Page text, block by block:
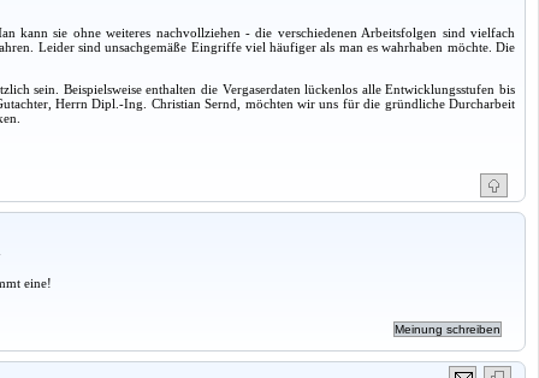
kann sie ohne weiteres nachvollziehen - die verschiedenen Arbeitsfolgen sind vielfach
Leider sind unsachgemäße Eingriffe viel häufiger als man es wahrhaben möchte. Die
sein. Beispielsweise enthalten die Vergaserdaten lückenlos alle Entwicklungsstufen bis
Herrn Dipl.-Ing. Christian Sernd, möchten wir uns für die gründliche Durcharbeit
eine!